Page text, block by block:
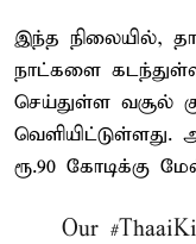
இந்த நிலையில்,
நாட்களை
செய்துள்ள வசூல்
ரூ.90 கோடிக்கு
Our